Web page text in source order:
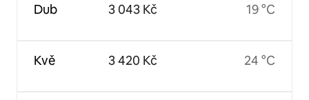
Dub
Kvě
3 043 Kč
3 420 Kč
19 °C
24 °C